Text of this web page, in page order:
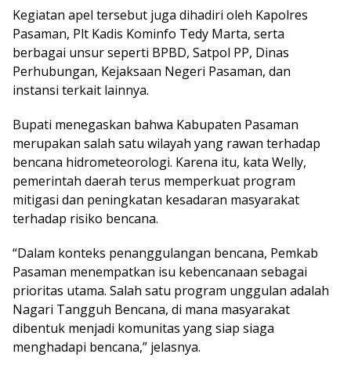
Kegiatan apel tersebut juga dihadiri oleh Kapolres
Pasaman, Plt Kadis Kominfo Tedy Marta, serta
berbagai unsur seperti BPBD, Satpol PP, Dinas
Perhubungan, Kejaksaan Negeri Pasaman, dan
instansi terkait lainnya.
Bupati menegaskan bahwa Kabupaten Pasaman
merupakan salah satu wilayah yang rawan terhadap
bencana hidrometeorologi. Karena itu, kata Welly,
pemerintah daerah terus memperkuat program
mitigasi dan peningkatan kesadaran masyarakat
terhadap risiko bencana.
“Dalam konteks penanggulangan bencana, Pemkab
Pasaman menempatkan isu kebencanaan sebagai
prioritas utama. Salah satu program unggulan adalah
Nagari Tangguh Bencana, di mana masyarakat
dibentuk menjadi komunitas yang siap siaga
menghadapi bencana,” jelasnya.